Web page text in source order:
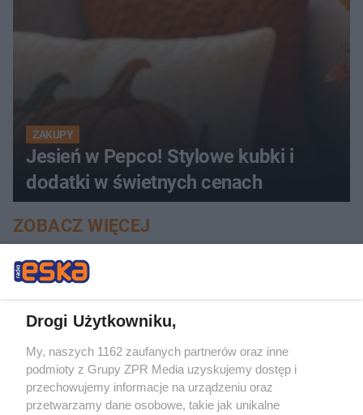
ZAKUPY
Jesień w Pepco! Stylowe kubki i
dodatki w świetnych cenach
ZOBACZ WIĘCEJ
Drogi Użytkowniku,
My, naszych 1162 zaufanych partnerów oraz inne
podmioty z Grupy ZPR Media uzyskujemy dostęp i
przechowujemy informacje na urządzeniu oraz
przetwarzamy dane osobowe, takie jak unikalne